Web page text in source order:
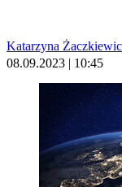
Katarzyna
08.09.2023 | 10:45